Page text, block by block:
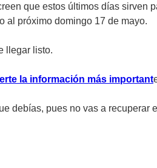
que estos últimos días sirven
al próximo domingo 17 de mayo.
llegar listo.
la información más important
debías, pues no vas a